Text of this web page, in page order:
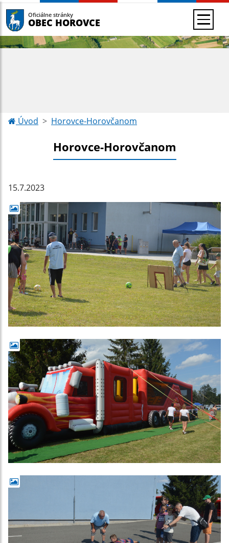
Oficiálne stránky
OBEC HOROVCE
Úvod Horovce-Horovčanom
Horovce-Horovčanom
15.7.2023